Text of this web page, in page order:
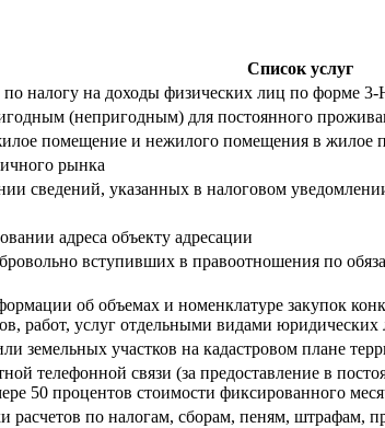
Список услуг
налогу на доходы физических лиц по форме
(непригодным) для постоянного
помещение и нежилого помещения в жилое
рынка
сведений, указанных в налоговом
адреса объекту адресации
вступивших в правоотношения по
об объемах и номенклатуре закупок
работ, услуг отдельными видами
земельных участков на кадастровом плане
телефонной связи (за предоставление в
50 процентов стоимости фиксированного
расчетов по налогам, сборам, пеням, штрафам,